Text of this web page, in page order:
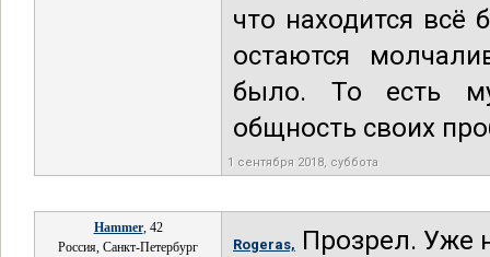
что находится
остаются
было. То есть
общность своих
1 сентября 2018, суббота
Hammer, 42
Россия, Санкт-Петербург
Rogeras, Прозрел. Уже